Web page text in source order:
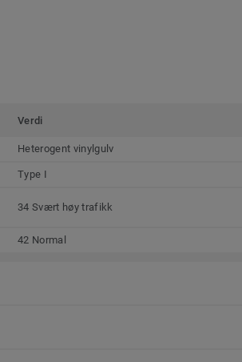
Verdi
Heterogent vinylgulv
Type I
34 Svært høy trafikk
42 Normal